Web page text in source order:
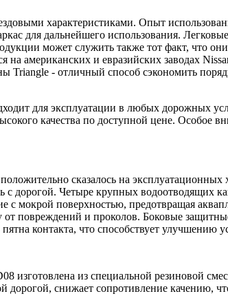
характеристиками. Опыт
для дальнейшего использования.
может служить также тот факт, что
американских и евразийских заводах
- отличный способ сэкономить
для эксплуатации в любых дорожных
качества по доступной цене. Особое
сказалось на эксплуатационных
дорогой. Четыре крупных водоотводящих
с мокрой поверхностью, предотвращая
повреждений и проколов. Боковые
контакта, что способствует улучшению
из специальной резиновой
дорогой, снижает сопротивление качению,